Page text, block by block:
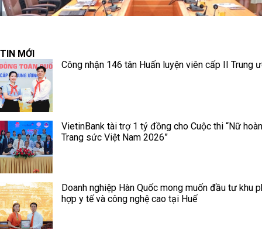
TIN MỚI
Công nhận 146 tân Huấn luyện viên cấp II Trung
VietinBank tài trợ 1 tỷ đồng cho Cuộc thi “Nữ
Trang sức Việt Nam 2026”
Doanh nghiệp Hàn Quốc mong muốn đầu tư khu
hợp y tế và công nghệ cao tại Huế